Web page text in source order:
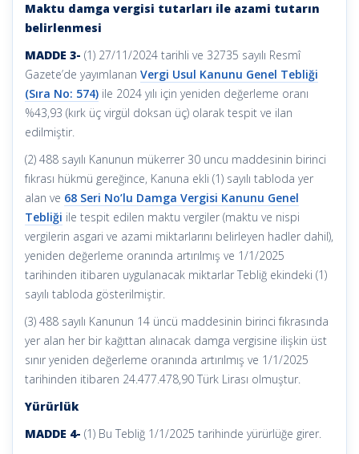
Maktu damga vergisi tutarları ile azami tutarın
belirlenmesi
MADDE 3- (1) 27/11/2024 tarihli ve 32735 sayılı Resmî
Gazete’de yayımlanan Vergi Usul Kanunu Genel Tebliği
(Sıra No: 574) ile 2024 yılı için yeniden değerleme oranı
%43,93 (kırk üç virgül doksan üç) olarak tespit ve ilan
edilmiştir.
(2) 488 sayılı Kanunun mükerrer 30 uncu maddesinin birinci
fıkrası hükmü gereğince, Kanuna ekli (1) sayılı tabloda yer
alan ve 68 Seri No’lu Damga Vergisi Kanunu Genel
Tebliği ile tespit edilen maktu vergiler (maktu ve nispi
vergilerin asgari ve azami miktarlarını belirleyen hadler dahil),
yeniden değerleme oranında artırılmış ve 1/1/2025
tarihinden itibaren uygulanacak miktarlar Tebliğ ekindeki (1)
sayılı tabloda gösterilmiştir.
(3) 488 sayılı Kanunun 14 üncü maddesinin birinci fıkrasında
yer alan her bir kağıttan alınacak damga vergisine ilişkin üst
sınır yeniden değerleme oranında artırılmış ve 1/1/2025
tarihinden itibaren 24.477.478,90 Türk Lirası olmuştur.
Yürürlük
MADDE 4- (1) Bu Tebliğ 1/1/2025 tarihinde yürürlüğe girer.